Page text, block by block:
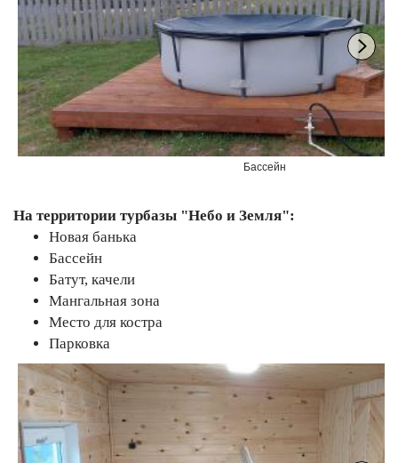
Бассейн
На территории турбазы "Небо и Земля":
Новая банька
Бассейн
Батут, качели
Мангальная зона
Место для костра
Парковка